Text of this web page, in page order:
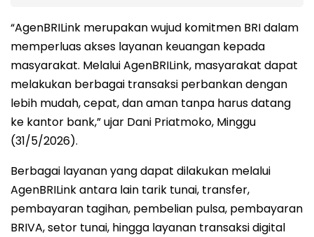
“AgenBRILink merupakan wujud komitmen BRI dalam
memperluas akses layanan keuangan kepada
masyarakat. Melalui AgenBRILink, masyarakat dapat
melakukan berbagai transaksi perbankan dengan
lebih mudah, cepat, dan aman tanpa harus datang
ke kantor bank,” ujar Dani Priatmoko, Minggu
(31/5/2026).
Berbagai layanan yang dapat dilakukan melalui
AgenBRILink antara lain tarik tunai, transfer,
pembayaran tagihan, pembelian pulsa, pembayaran
BRIVA, setor tunai, hingga layanan transaksi digital